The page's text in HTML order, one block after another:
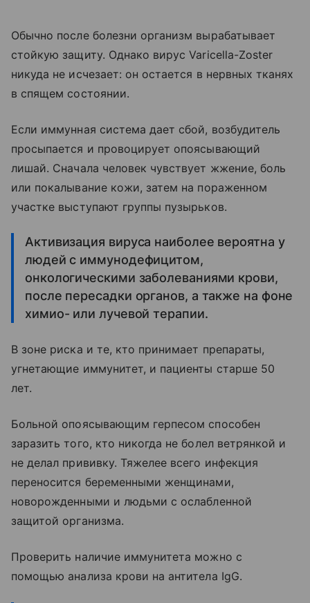
Обычно после болезни организм вырабатывает
стойкую защиту. Однако вирус Varicella-Zoster
никуда не исчезает: он остается в нервных тканях
в спящем состоянии.
Если иммунная система дает сбой, возбудитель
просыпается и провоцирует опоясывающий
лишай. Сначала человек чувствует жжение, боль
или покалывание кожи, затем на пораженном
участке выступают группы пузырьков.
Активизация вируса наиболее вероятна у
людей с иммунодефицитом,
онкологическими заболеваниями крови,
после пересадки органов, а также на фоне
химио- или лучевой терапии.
В зоне риска и те, кто принимает препараты,
угнетающие иммунитет, и пациенты старше 50
лет.
Больной опоясывающим герпесом способен
заразить того, кто никогда не болел ветрянкой и
не делал прививку. Тяжелее всего инфекция
переносится беременными женщинами,
новорожденными и людьми с ослабленной
защитой организма.
Проверить наличие иммунитета можно с
помощью анализа крови на антитела IgG.